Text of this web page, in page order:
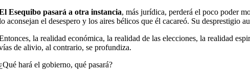
Esequibo pasará a otra instancia, más jurídica, perderá el poco poder
aconsejan el desespero y los aires bélicos que él cacareó. Su desprestigio
la realidad económica, la realidad de las elecciones, la realidad
de alivio, al contrario, se profundiza.
hará el gobierno, qué pasará?